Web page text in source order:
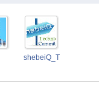
shebeiQ_TC